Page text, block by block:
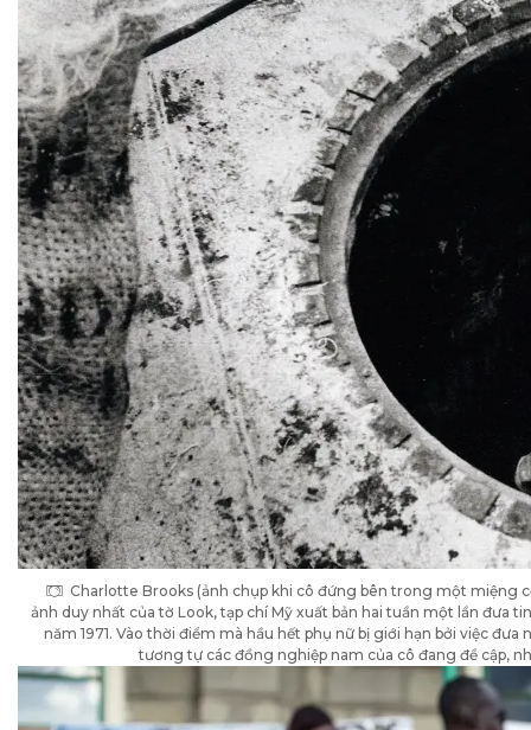
Charlotte Brooks (ảnh chụp khi cô đứng bên trong một miệng
ảnh duy nhất của tờ Look, tạp chí Mỹ xuất bản hai tuần một lần đưa
năm 1971. Vào thời điểm mà hầu hết phụ nữ bị giới hạn bởi việc
tương tự các đồng nghiệp nam của cô đang đề cập,